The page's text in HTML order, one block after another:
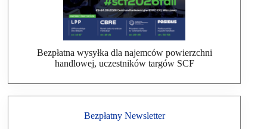
Bezpłatna wysyłka dla najemców powierzchni
handlowej, uczestników targów SCF
Bezpłatny Newsletter